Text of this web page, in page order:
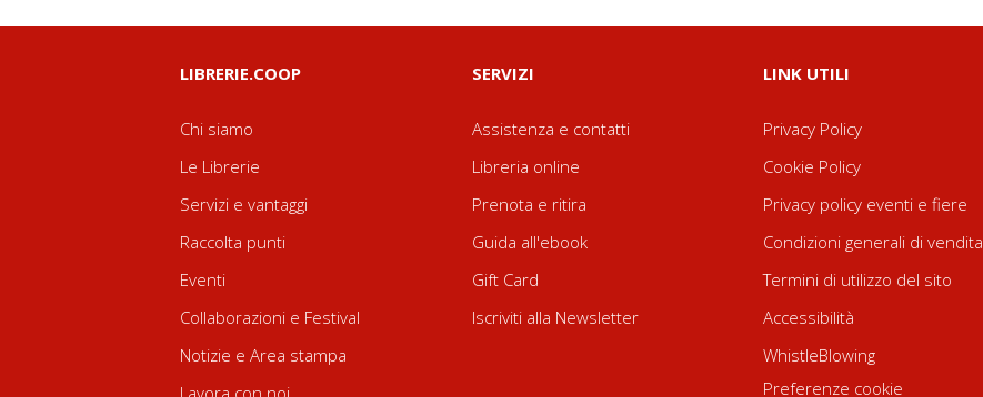
LIBRERIE.COOP
Chi siamo
Le Librerie
Servizi e vantaggi
Raccolta punti
Eventi
Collaborazioni e Festival
Notizie e Area stampa
Lavora con noi
SERVIZI
Assistenza e contatti
Libreria online
Prenota e ritira
Guida all'ebook
Gift Card
Iscriviti alla Newsletter
LINK UTILI
Privacy Policy
Cookie Policy
Privacy policy eventi e fiere
Condizioni generali di vendita
Termini di utilizzo del sito
Accessibilità
WhistleBlowing
Preferenze cookie